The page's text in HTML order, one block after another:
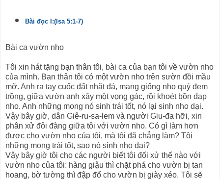
Bài đọc I:(Isa 5:1-7)
Bài ca vườn nho
Tôi xin hát tặng bạn thân tôi, bài ca của bạn tôi về vườn nho
của mình. Bạn thân tôi có một vườn nho trên sườn đồi mầu
mỡ. Anh ra tay cuốc đất nhặt đá, mang giống nho quý đem
trồng, giữa vườn anh xây một vọng gác, rồi khoét bồn đạp
nho. Anh những mong nó sinh trái tốt, nó lại sinh nho dại.
Vậy bây giờ, dân Giê-ru-sa-lem và người Giu-đa hỡi, xin
phân xử đôi đàng giữa tôi với vườn nho. Có gì làm hơn
được cho vườn nho của tôi, mà tôi đã chẳng làm? Tôi
những mong trái tốt, sao nó sinh nho dại?
Vậy bây giờ tôi cho các người biết tôi đối xử thế nào với
vườn nho của tôi: hàng giậu thì chặt phá cho vườn bị tan
hoang, bờ tường thì đập đổ cho vườn bị giày xéo. Tôi sẽ